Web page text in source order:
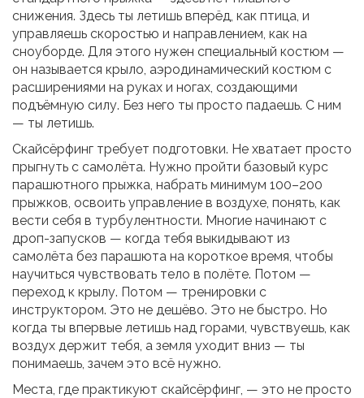
снижения. Здесь ты летишь вперёд, как птица, и
управляешь скоростью и направлением, как на
сноуборде. Для этого нужен специальный костюм —
он называется крыло, аэродинамический костюм с
расширениями на руках и ногах, создающими
подъёмную силу. Без него ты просто падаешь. С ним
— ты летишь.
Скайсёрфинг требует подготовки. Не хватает просто
прыгнуть с самолёта. Нужно пройти базовый курс
парашютного прыжка, набрать минимум 100–200
прыжков, освоить управление в воздухе, понять, как
вести себя в турбулентности. Многие начинают с
дроп-запусков — когда тебя выкидывают из
самолёта без парашюта на короткое время, чтобы
научиться чувствовать тело в полёте. Потом —
переход к крылу. Потом — тренировки с
инструктором. Это не дешёво. Это не быстро. Но
когда ты впервые летишь над горами, чувствуешь, как
воздух держит тебя, а земля уходит вниз — ты
понимаешь, зачем это всё нужно.
Места, где практикуют скайсёрфинг, — это не просто